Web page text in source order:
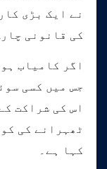
نے ایک بڑی
کی قانونی
اگر کامیاب
جس میں کسی
اس کی شراکت
ٹھہرانے کی
کہا ہے۔